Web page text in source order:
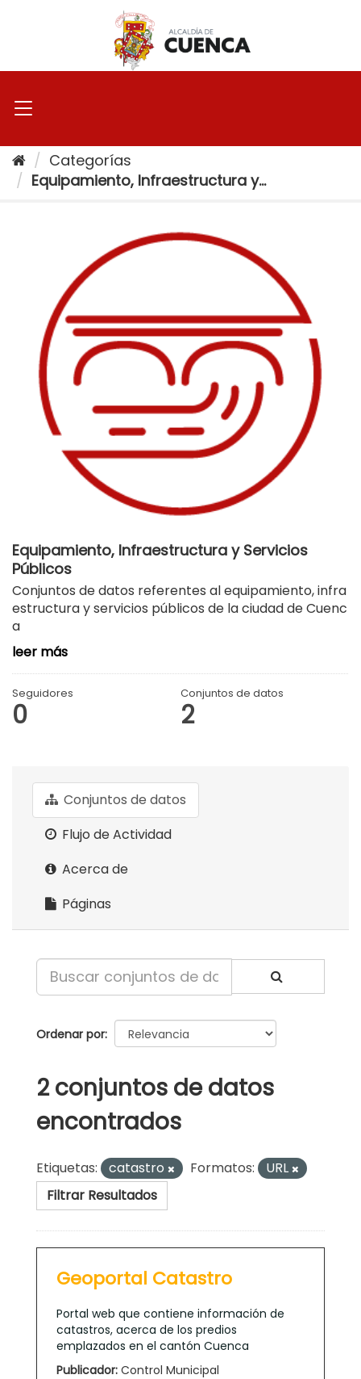
Categorías
Equipamiento, Infraestructura y...
Equipamiento, Infraestructura y Servicios
Públicos
Conjuntos de datos referentes al equipamiento, infra
estructura y servicios públicos de la ciudad de Cuenc
a
leer más
Seguidores
0
Conjuntos de datos
2
Conjuntos de datos
Flujo de Actividad
Acerca de
Páginas
Ordenar por
2 conjuntos de datos
encontrados
Etiquetas: catastro Formatos:
URL
Filtrar Resultados
Geoportal Catastro
Portal web que contiene información de
catastros, acerca de los predios
emplazados en el cantón Cuenca
Publicador: Control Municipal